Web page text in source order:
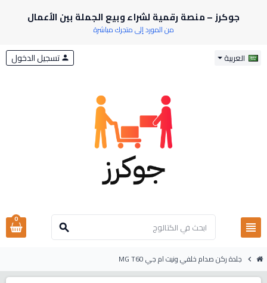
جوكرز – منصة رقمية لشراء وبيع الجملة بين الأعمال
من المورد إلى متجرك مباشرة
العربية
view_headline
search
person تسجيل الدخول
0
chevron_right جلدة ركن صدام خلفي ونيت ام جي MG T60